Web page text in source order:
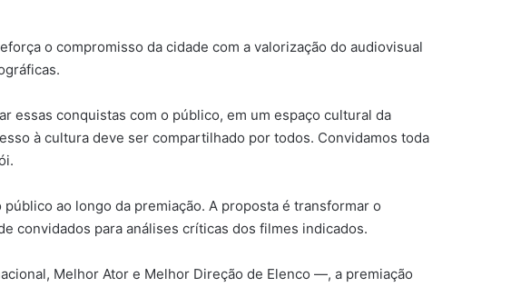
o compromisso da cidade com a valorização do audiovisual
essas conquistas com o público, em um espaço cultural da
à cultura deve ser compartilhado por todos. Convidamos toda
ao longo da premiação. A proposta é transformar o
convidados para análises críticas dos filmes indicados.
Melhor Ator e Melhor Direção de Elenco ―, a premiação